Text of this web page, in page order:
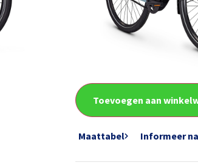
Frame type
Toevoegen aan
Maattabel Informeer